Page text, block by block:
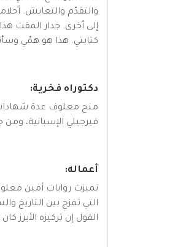
والتقدّم والتعايش.
إلى أخرى. جدار المقت
كتابتي. هذا هو همّي
دكتوراه فخرية:
منح معلوف عدة شهادات
فيرجيلي الإسبانية، ومن
أعماله:
تميزت روايات أمين
التي تمزج بين التاريخ
القول إن تركيزه الأبرز